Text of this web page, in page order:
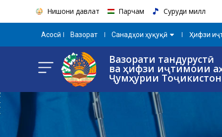
Нишони давлатӣ Парчам Суруди миллӣ
Aсосӣ Вазорат Санадҳои ҳуқуқӣ Ҳифзи
Вазорати тандурустӣ
ва ҳифзи иҷтимоии
Ҷумҳурии Тоҷикистон